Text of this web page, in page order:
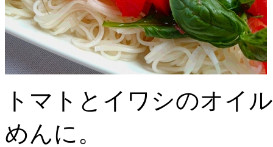
トマトとイワシのオイ
めんに。